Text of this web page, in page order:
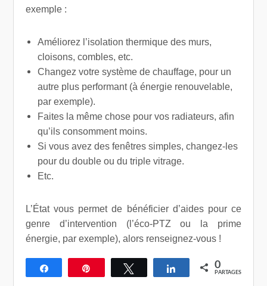
exemple :
Améliorez l’isolation thermique des murs,
cloisons, combles, etc.
Changez votre système de chauffage, pour un
autre plus performant (à énergie renouvelable,
par exemple).
Faites la même chose pour vos radiateurs, afin
qu’ils consomment moins.
Si vous avez des fenêtres simples, changez-les
pour du double ou du triple vitrage.
Etc.
L’État vous permet de bénéficier d’aides pour ce
genre d’intervention (l’éco-PTZ ou la prime
énergie, par exemple), alors renseignez-vous !
Partagez Épingle Tweetez Partagez0
PARTAGES